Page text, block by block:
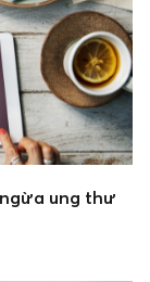
ung thư